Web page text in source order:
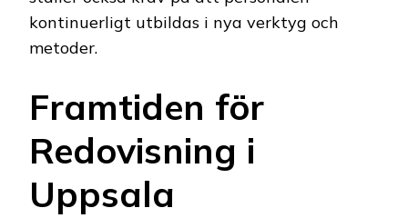
kontinuerligt utbildas i nya verktyg och
metoder.
Framtiden för
Redovisning i
Uppsala